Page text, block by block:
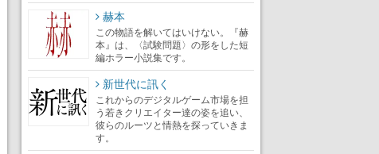
赫本
この物語を解いてはいけない。『赫
本』は、〈試験問題〉の形をした短
編ホラー小説集です。
新世代に訊く
これからのデジタルゲーム市場を担
う若きクリエイター達の姿を追い、
彼らのルーツと情熱を探っていきま
す。